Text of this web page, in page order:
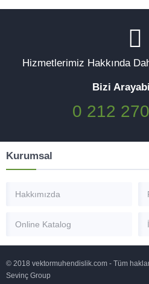
Hizmetlerimiz Hakkında
Bizi
0 212
Kurumsal
Hakkımızda
Online Katalog
© 2018 vektormuhendislik.com - Tüm
Sevinç Group